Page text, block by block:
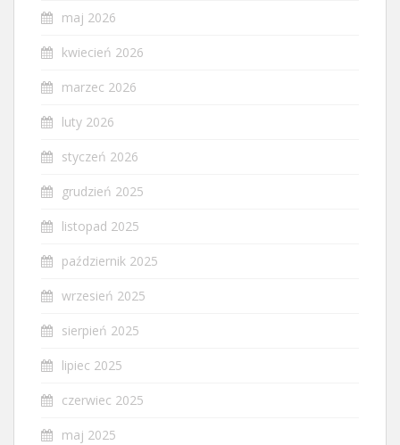
maj 2026
kwiecień 2026
marzec 2026
luty 2026
styczeń 2026
grudzień 2025
listopad 2025
październik 2025
wrzesień 2025
sierpień 2025
lipiec 2025
czerwiec 2025
maj 2025